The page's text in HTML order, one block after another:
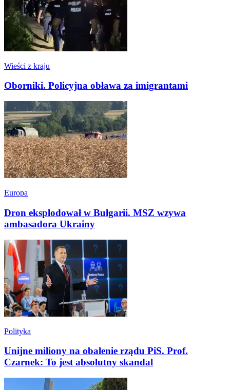
Wieści z kraju
Oborniki. Policyjna obława za imigrantami
Europa
Dron eksplodował w Bułgarii. MSZ wzywa
ambasadora Ukrainy
Polityka
Unijne miliony na obalenie rządu PiS. Prof.
Czarnek: To jest absolutny skandal